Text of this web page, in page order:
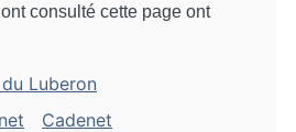
consulté cette page ont
Luberon
Cadenet